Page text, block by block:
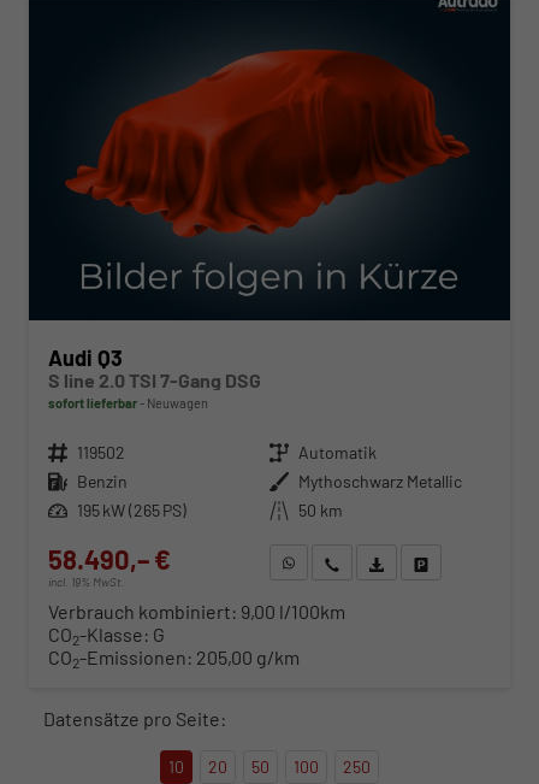
Audi Q3
S line 2.0 TSI 7-Gang DSG
sofort lieferbar Neuwagen
Fahrzeugnr. 119502 Getriebe Automatik
Kraftstoff Benzin Außenfarbe Mythoschwarz Metallic
Leistung 195 kW (265 PS) Kilometerstand 50 km
58.490,– €
incl. 19% MwSt.
WhatsApp anfragen
Wir rufen Sie anFahrzeugexposé (PDF)
Verbrauch kombiniert: 9,00 l/100km
CO2-Klasse: G
CO2-Emissionen: 205,00 g/km
Datensätze pro Seite:
10 20 50 100 250